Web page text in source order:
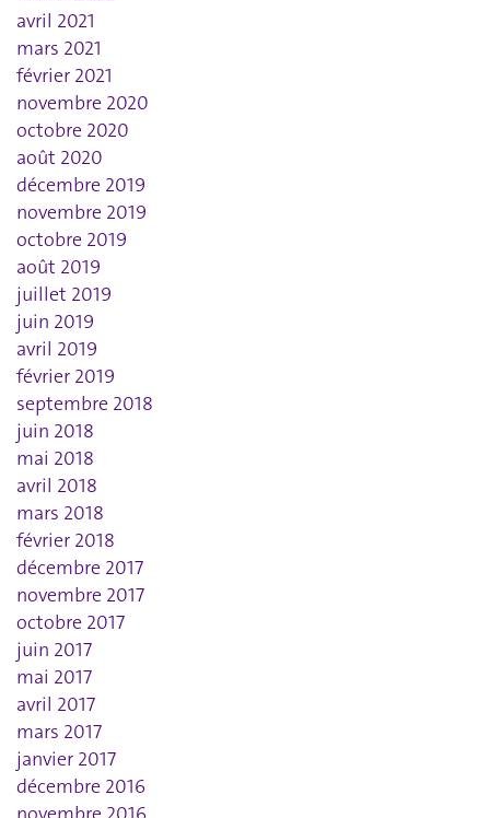
avril 2021
mars 2021
février 2021
novembre 2020
octobre 2020
août 2020
décembre 2019
novembre 2019
octobre 2019
août 2019
juillet 2019
juin 2019
avril 2019
février 2019
septembre 2018
juin 2018
mai 2018
avril 2018
mars 2018
février 2018
décembre 2017
novembre 2017
octobre 2017
juin 2017
mai 2017
avril 2017
mars 2017
janvier 2017
décembre 2016